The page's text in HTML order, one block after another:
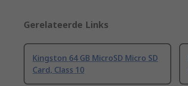
Gerelateerde Links
Kingston 64 GB MicroSD Micro SD
Card, Class 10